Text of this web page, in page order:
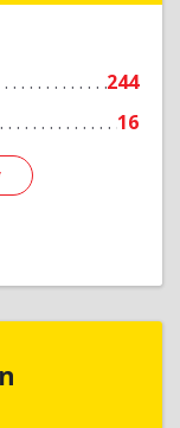
244
16
район,